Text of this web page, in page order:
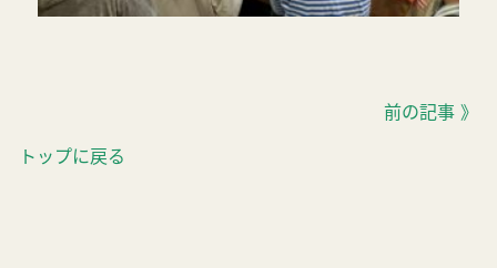
トップに戻る
前の記事 》